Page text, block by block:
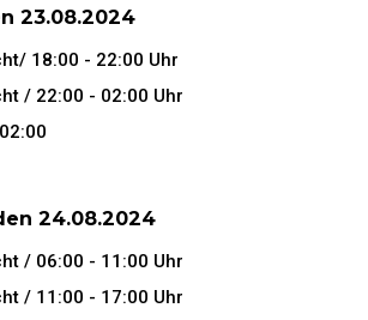
23.08.2024
18:00 - 22:00 Uhr
/ 22:00 - 02:00 Uhr
24.08.2024
/ 06:00 - 11:00 Uhr
/ 11:00 - 17:00 Uhr